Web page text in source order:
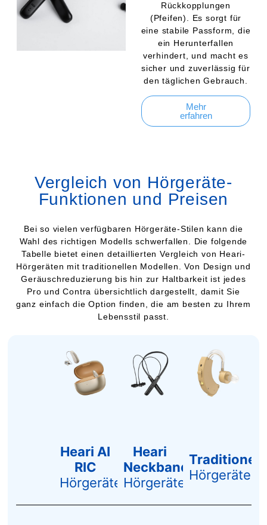
Rückkopplungen
(Pfeifen). Es sorgt für
eine stabile Passform, die
ein Herunterfallen
verhindert, und macht es
sicher und zuverlässig für
den täglichen Gebrauch.
Mehr
erfahren
Vergleich von Hörgeräte-
Funktionen und Preisen
Bei so vielen verfügbaren Hörgeräte-Stilen kann die
Wahl des richtigen Modells schwerfallen. Die folgende
Tabelle bietet einen detaillierten Vergleich von Heari-
Hörgeräten mit traditionellen Modellen. Von Design und
Geräuschreduzierung bis hin zur Haltbarkeit ist jedes
Pro und Contra übersichtlich dargestellt, damit Sie
ganz einfach die Option finden, die am besten zu Ihrem
Lebensstil passt.
Heari AI
RIC
Hörgeräte
Heari
Neckband
Hörgeräte Hörgeräte